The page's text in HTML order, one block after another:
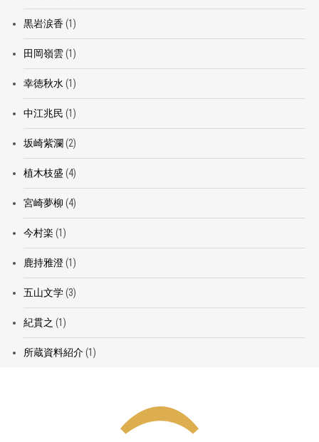
黒岩涙香(1)
田岡嶺雲(1)
幸徳秋水 (1)
中江兆民 (1)
坂崎紫瀾 (2)
植木枝盛 (4)
宮崎夢柳 (4)
今村楽 (1)
鹿持雅澄(1)
五山文学(3)
紀貫之 (1)
所蔵資料紹介(1)